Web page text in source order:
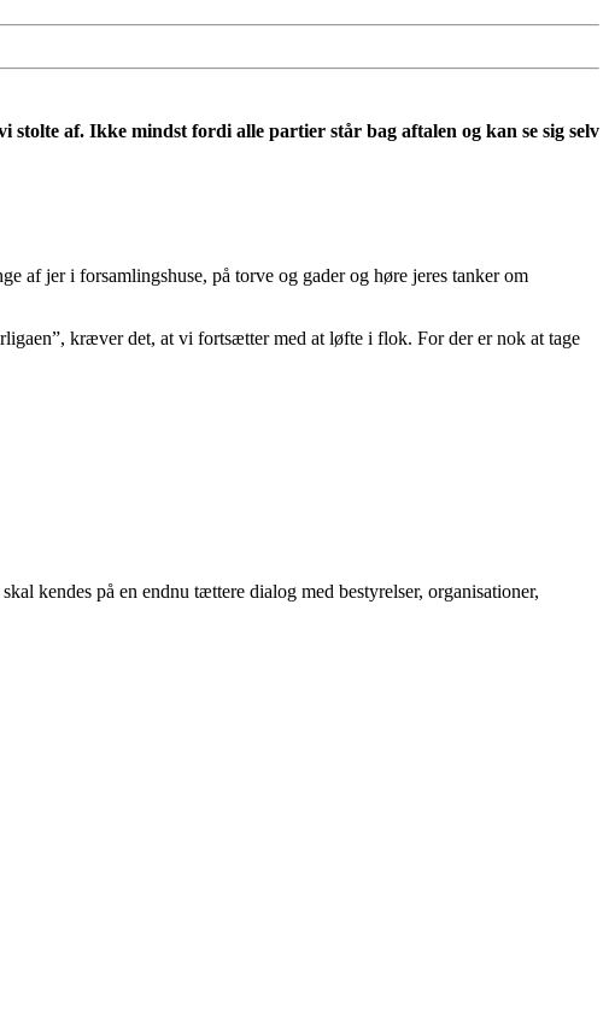
af. Ikke mindst fordi alle partier står bag aftalen og kan se sig selv
af jer i forsamlingshuse, på torve og gader og høre jeres tanker om
kræver det, at vi fortsætter med at løfte i flok. For der er nok at tage
kendes på en endnu tættere dialog med bestyrelser, organisationer,